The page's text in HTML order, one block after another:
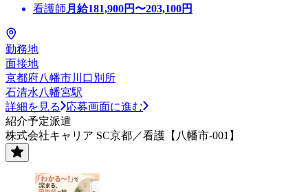
看護師 月給181,900円〜203,100円
勤務地
面接地
京都府八幡市川口別所
石清水八幡宮駅
詳細を見る
応募画面に進む
紹介予定派遣
株式会社キャリア SC京都／看護【八幡市-001】